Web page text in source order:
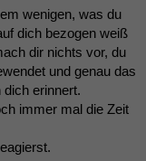
wenigen, was du
dich bezogen weiß
dir nichts vor, du
und genau das
erinnert.
immer mal die Zeit